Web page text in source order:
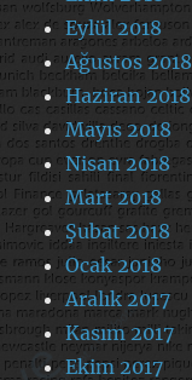
Eylül 2018
Ağustos 2018
Haziran 2018
Mayıs 2018
Nisan 2018
Mart 2018
Şubat 2018
Ocak 2018
Aralık 2017
Kasım 2017
Ekim 2017